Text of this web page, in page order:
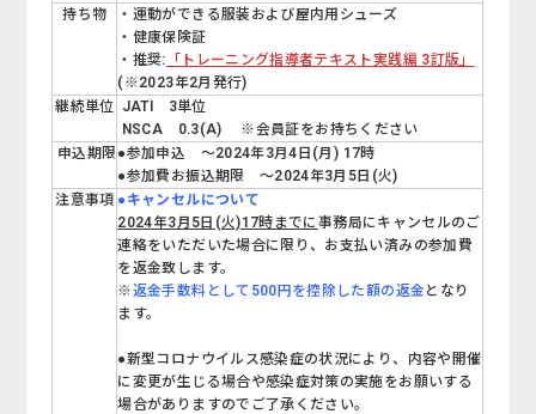
持ち物
・運動ができる服装および屋内用シューズ
・健康保険証
・推奨: 「トレーニング指導者テキスト実践編 3訂版」
(※2023年2月発行)
継続単位 JATI 3単位
NSCA 0.3(A) ※会員証をお持ちください
申込期限 ●参加申込 ～2024年3月4日(月) 17時
●参加費お振込期限 ～2024年3月5日(火)
注意事項 ●キャンセルについて
2024年3月5日(火)17時までに 事務局にキャンセルのご
連絡をいただいた場合に限り、お支払い済みの参加費
を返金致します。
※返金手数料として500円を控除した額の返金 となり
ます。
●新型コロナウイルス感染症の状況により、内容や開催
に変更が生じる場合や感染症対策の実施をお願いする
場合がありますのでご了承ください。